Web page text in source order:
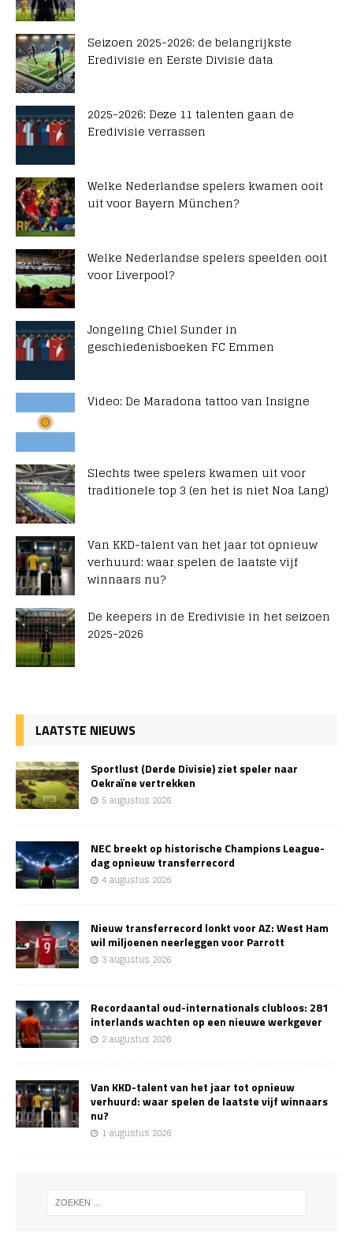
Seizoen 2025-2026: de belangrijkste
Eredivisie en Eerste Divisie data
2025-2026: Deze 11 talenten gaan de
Eredivisie verrassen
Welke Nederlandse spelers kwamen ooit
uit voor Bayern München?
Welke Nederlandse spelers speelden ooit
voor Liverpool?
Jongeling Chiel Sunder in
geschiedenisboeken FC Emmen
Video: De Maradona tattoo van Insigne
Slechts twee spelers kwamen uit voor
traditionele top 3 (en het is niet Noa Lang)
Van KKD-talent van het jaar tot opnieuw
verhuurd: waar spelen de laatste vijf
winnaars nu?
De keepers in de Eredivisie in het seizoen
2025-2026
LAATSTE NIEUWS
Sportlust (Derde Divisie) ziet speler naar
Oekraïne vertrekken
5 augustus 2026
NEC breekt op historische Champions League-
dag opnieuw transferrecord
4 augustus 2026
Nieuw transferrecord lonkt voor AZ: West Ham
wil miljoenen neerleggen voor Parrott
3 augustus 2026
Recordaantal oud-internationals clubloos: 281
interlands wachten op een nieuwe werkgever
2 augustus 2026
Van KKD-talent van het jaar tot opnieuw
verhuurd: waar spelen de laatste vijf winnaars
nu?
1 augustus 2026